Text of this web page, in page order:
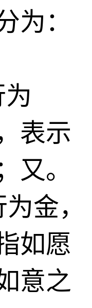
：
表示
又。
金，
如愿
意之